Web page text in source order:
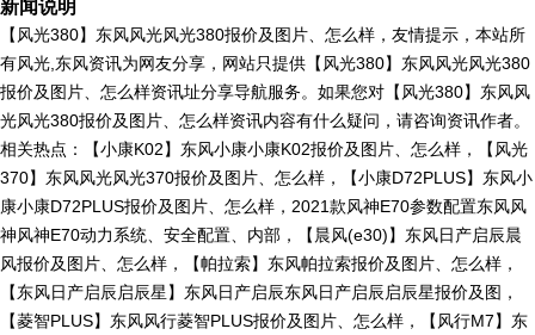
新闻说明
【风光380】东风风光风光380报价及图片、怎么样，友情提示，本站所
有风光,东风资讯为网友分享，网站只提供【风光380】东风风光风光380
报价及图片、怎么样资讯址分享导航服务。如果您对【风光380】东风风
光风光380报价及图片、怎么样资讯内容有什么疑问，请咨询资讯作者。
相关热点：【小康K02】东风小康小康K02报价及图片、怎么样，【风光
370】东风风光风光370报价及图片、怎么样，【小康D72PLUS】东风小
康小康D72PLUS报价及图片、怎么样，2021款风神E70参数配置东风风
神风神E70动力系统、安全配置、内部，【晨风(e30)】东风日产启辰晨
风报价及图片、怎么样，【帕拉索】东风帕拉索报价及图片、怎么样，
【东风日产启辰启辰星】东风日产启辰东风日产启辰启辰星报价及图，
【菱智PLUS】东风风行菱智PLUS报价及图片、怎么样，【风行M7】东